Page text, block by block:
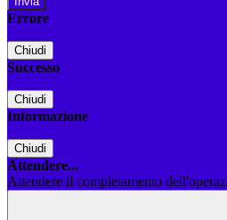
Errore
Chiudi
Successo
Chiudi
Informazione
Chiudi
Attendere...
Attendere il completamento